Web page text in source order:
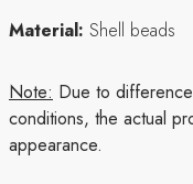
Material: Shell beads
Note: Due to
conditions, the actual
appearance.